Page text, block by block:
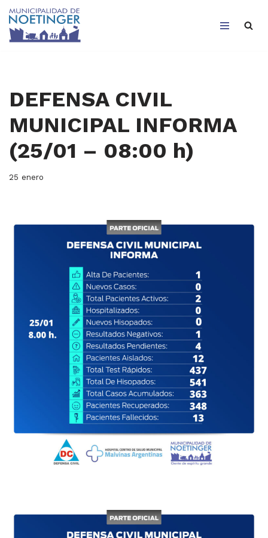
Saltar
DEFENSA CIVIL
MUNICIPAL INFORMA
(25/01 – 08:00 h)
25 enero